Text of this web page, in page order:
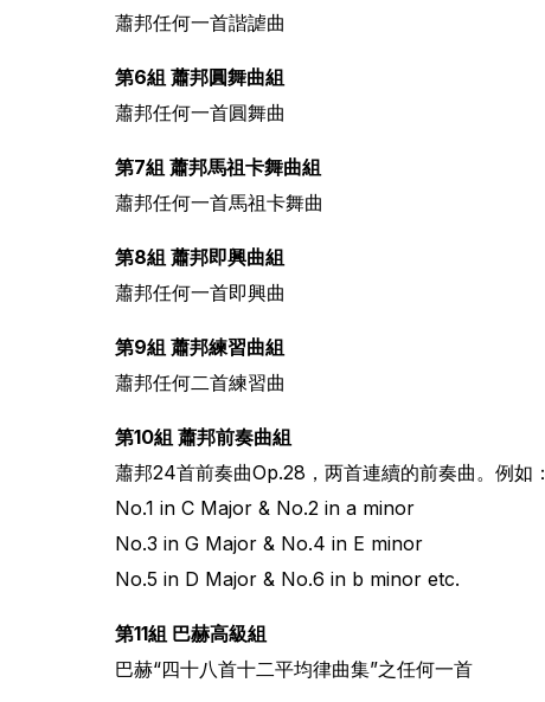
蕭邦任何一首諧謔曲
第6組 蕭邦圓舞曲組
蕭邦任何一首圓舞曲
第7組 蕭邦馬祖卡舞曲組
蕭邦任何一首馬祖卡舞曲
第8組 蕭邦即興曲組
蕭邦任何一首即興曲
第9組 蕭邦練習曲組
蕭邦任何二首練習曲
第10組 蕭邦前奏曲組
蕭邦24首前奏曲Op.28，两首連續的前奏曲。例如：
No.1 in C Major & No.2 in a minor
No.3 in G Major & No.4 in E minor
No.5 in D Major & No.6 in b minor etc.
第11組 巴赫高級組
巴赫“四十八首十二平均律曲集”之任何一首